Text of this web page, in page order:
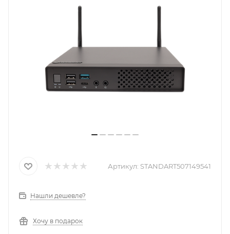
Артикул: STANDART507149541
Нашли дешевле?
Хочу в подарок